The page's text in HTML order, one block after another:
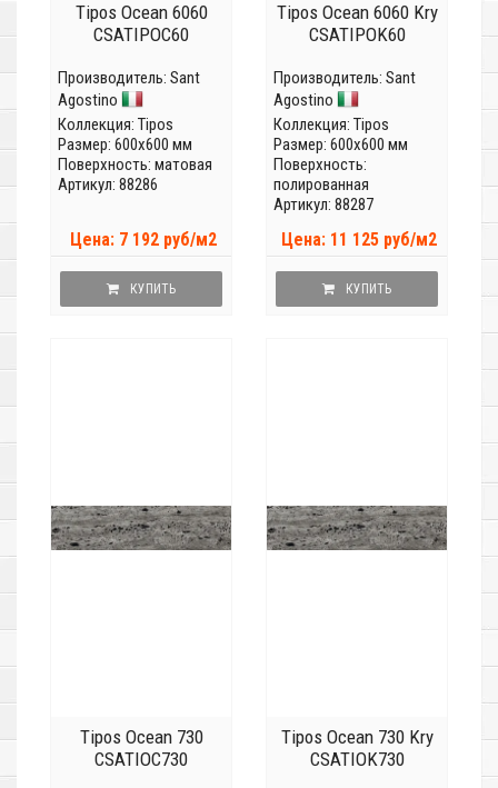
Tipos Ocean 6060
CSATIPOC60
Производитель: Sant
Agostino
Коллекция: Tipos
Размер: 600x600 мм
Поверхность: матовая
Артикул: 88286
Цена: 7 192 руб/м2
КУПИТЬ
Tipos Ocean 6060 Kry
CSATIPOK60
Производитель: Sant
Agostino
Коллекция: Tipos
Размер: 600x600 мм
Поверхность:
полированная
Артикул: 88287
Цена: 11 125 руб/м2
КУПИТЬ
Tipos Ocean 730
CSATIOC730
Tipos Ocean 730 Kry
CSATIOK730